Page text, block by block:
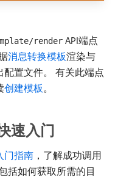
render API端点
消息转换模板渲染与
配置文件。 有关此端点
创建模板。
速入门
门指南 ，了解成功调用
括如何获取所需的目